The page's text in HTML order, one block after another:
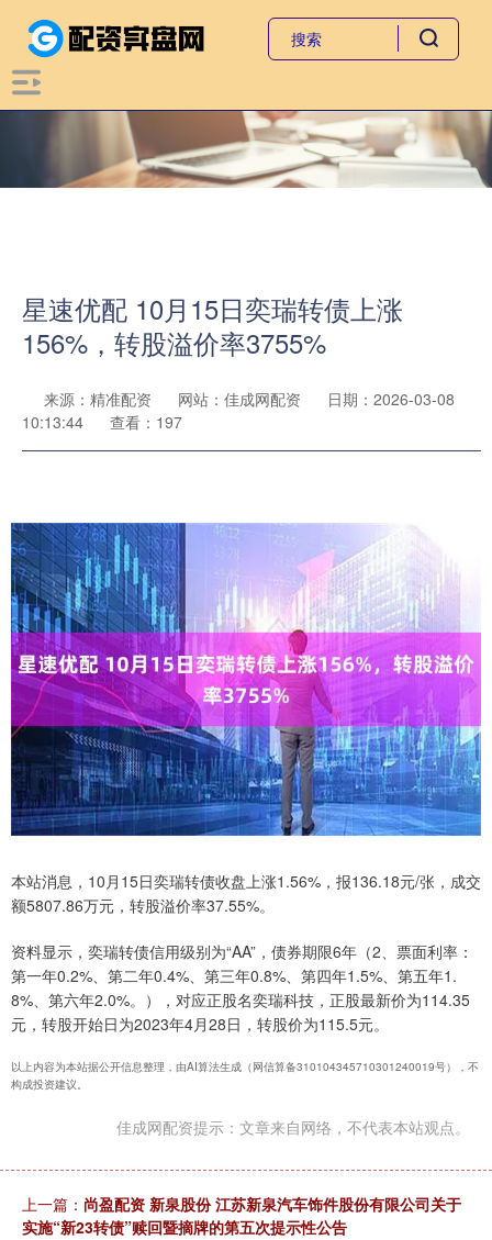
星速优配 10月15日奕瑞转债上涨
156%，转股溢价率3755%
来源：精准配资 网站：佳成网配资
日期：2026-03-08
10:13:44
查看：197
本站消息，10月15日奕瑞转债收盘上涨1.56%，报136.18元/张，成交
额5807.86万元，转股溢价率37.55%。
资料显示，奕瑞转债信用级别为“AA”，债券期限6年（2、票面利率：
第一年0.2%、第二年0.4%、第三年0.8%、第四年1.5%、第五年1.
8%、第六年2.0%。），对应正股名奕瑞科技，正股最新价为114.35
元，转股开始日为2023年4月28日，转股价为115.5元。
以上内容为本站据公开信息整理，由AI算法生成（网信算备310104345710301240019号），不
构成投资建议。
佳成网配资提示：文章来自网络，不代表本站观点。
上一篇： 尚盈配资 新泉股份 江苏新泉汽车饰件股份有限公司关于
实施“新23转债”赎回暨摘牌的第五次提示性公告